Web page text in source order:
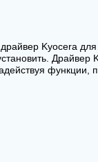
Kyocera
Драйвер
функции,